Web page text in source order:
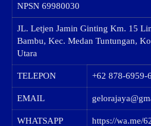
NPSN 69980030
JL. Letjen Jamin Ginting Km. 15
Bambu, Kec. Medan Tuntungan,
Utara
TELEPON +62 878-6959-
EMAIL
WHATSAPP https://wa.me/